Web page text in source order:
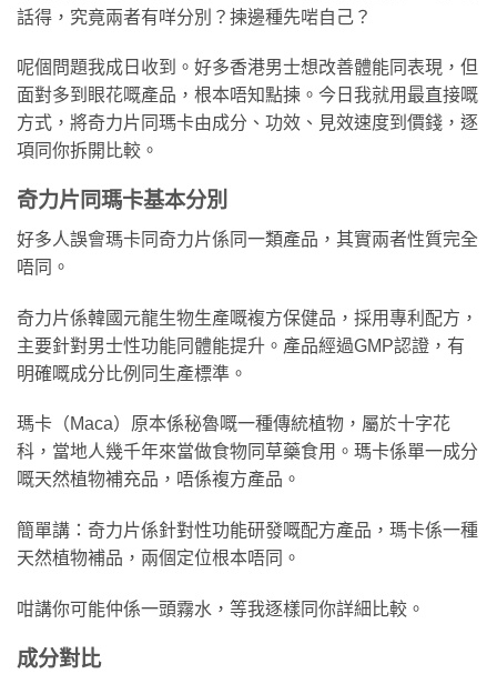
話得，究竟兩者有咩分別？揀邊種先啱自己？
呢個問題我成日收到。好多香港男士想改善體能同表現，但
面對多到眼花嘅產品，根本唔知點揀。今日我就用最直接嘅
方式，將奇力片同瑪卡由成分、功效、見效速度到價錢，逐
項同你拆開比較。
奇力片同瑪卡基本分別
好多人誤會瑪卡同奇力片係同一類產品，其實兩者性質完全
唔同。
奇力片係韓國元龍生物生產嘅複方保健品，採用專利配方，
主要針對男士性功能同體能提升。產品經過GMP認證，有
明確嘅成分比例同生產標準。
瑪卡（Maca）原本係秘魯嘅一種傳統植物，屬於十字花
科，當地人幾千年來當做食物同草藥食用。瑪卡係單一成分
嘅天然植物補充品，唔係複方產品。
簡單講：奇力片係針對性功能研發嘅配方產品，瑪卡係一種
天然植物補品，兩個定位根本唔同。
咁講你可能仲係一頭霧水，等我逐樣同你詳細比較。
成分對比